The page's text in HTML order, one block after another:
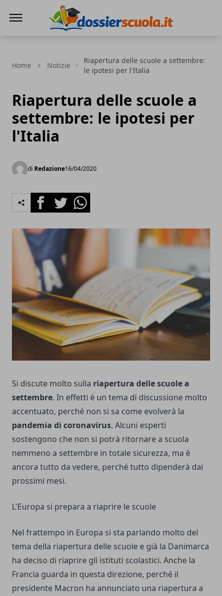
Home Notizie
Riapertura delle scuole a settembre:
le ipotesi per l'Italia
Riapertura delle scuole a
settembre: le ipotesi per
l'Italia
di Redazione16/04/2020
FacebookTwitterWhatsapp
Si discute molto sulla riapertura delle scuole a
settembre. In effetti è un tema di discussione molto
accentuato, perché non si sa come evolverà la
pandemia di coronavirus. Alcuni esperti
sostengono che non si potrà ritornare a scuola
nemmeno a settembre in totale sicurezza, ma è
ancora tutto da vedere, perché tutto dipenderà dai
prossimi mesi.
L'Europa si prepara a riaprire le scuole
Nel frattempo in Europa si sta parlando molto del
tema della riapertura delle scuole e già la Danimarca
ha deciso di riaprire gli istituti scolastici. Anche la
Francia guarda in questa direzione, perché il
presidente Macron ha annunciato una riapertura a